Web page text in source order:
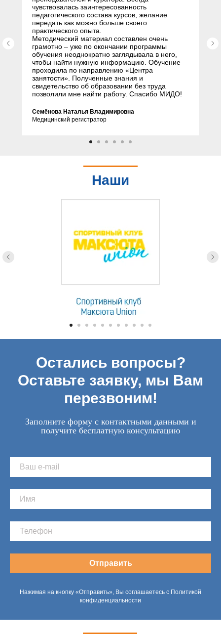
чувствовалась заинтересованность
педагогического состава курсов, желание
передать как можно больше своего
практического опыта.
Методический материал составлен очень
грамотно – уже по окончании программы
обучения неоднократно заглядывала в него,
чтобы найти нужную информацию. Обучение
проходила по направлению «Центра
занятости». Полученные знания и
свидетельство об образовании без труда
позволили мне найти работу. Спасибо МИДО!
Семёнова Наталья Владимировна
Медицинский регистратор
Наши
Остались вопросы?
Оставьте заявку, мы Вам
перезвоним!
Заполните форму с контактными данными и
получите бесплатную консультацию
Отправить
Нажимая на кнопку «Отправить», Вы соглашаетесь с Политикой
конфиденциальности